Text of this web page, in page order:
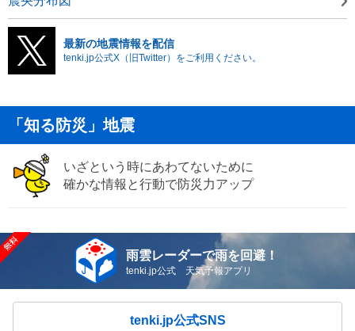
最新の地震情報を配信
tenki.jp公式X（旧Twitter）をご利用ください。
「知る防災」地震
いざという時にあわてないために
確かな情報と行動で防災力アップ
雨雲レーダーで雨を回避！
tenki.jp公式 天気予報アプリ
tenki.jp公式SNS